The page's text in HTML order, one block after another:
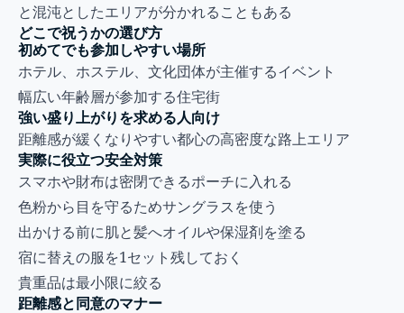
と混沌としたエリアが分かれることもある
どこで祝うかの選び方
初めてでも参加しやすい場所
ホテル、ホステル、文化団体が主催するイベント
幅広い年齢層が参加する住宅街
強い盛り上がりを求める人向け
距離感が緩くなりやすい都心の高密度な路上エリア
実際に役立つ安全対策
スマホや財布は密閉できるポーチに入れる
色粉から目を守るためサングラスを使う
出かける前に肌と髪へオイルや保湿剤を塗る
宿に替えの服を1セット残しておく
貴重品は最小限に絞る
距離感と同意のマナー